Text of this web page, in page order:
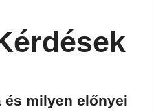
és milyen előnyei